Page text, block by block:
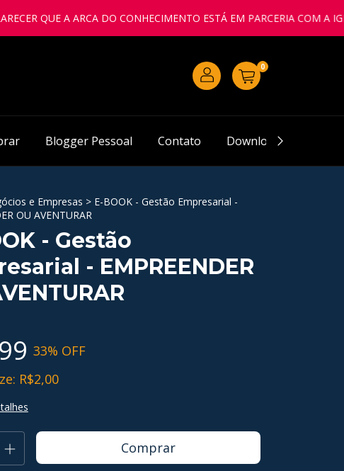
QUE A ARCA DO CONHECIMENTO ESTÁ EM PARCERIA COM A
0
Blogger Pessoal Contato Downloads
e Empresas > E-BOOK - Gestão Empresarial -
OU AVENTURAR
- Gestão
- EMPREENDER
33% OFF
R$2,00